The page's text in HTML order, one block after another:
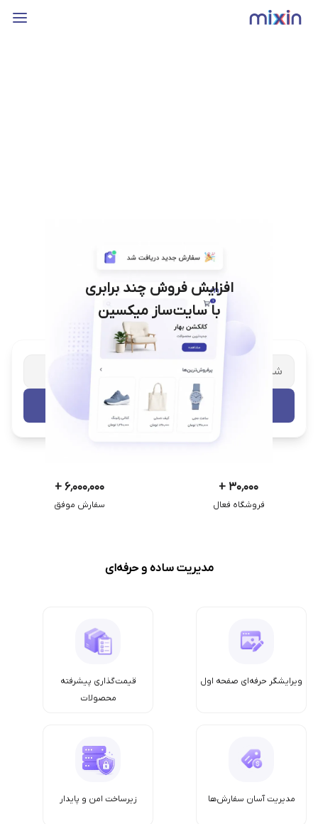
افزایش فروش چند برابری
با سایت‌ساز میکسین
شریک تجاری ترب با پشتیبانی اختصاصی
تست رایگان
۳۰٬۰۰۰ +
فروشگاه فعال
۶٬۰۰۰٬۰۰۰ +
سفارش موفق
مدیریت ساده و حرفه‌ای
ویرایشگر حرفه‌ای صفحه اول
قیمت‌گذاری پیشرفته
محصولات
مدیریت آسان سفارش‌ها زیرساخت امن‌ و پایدار